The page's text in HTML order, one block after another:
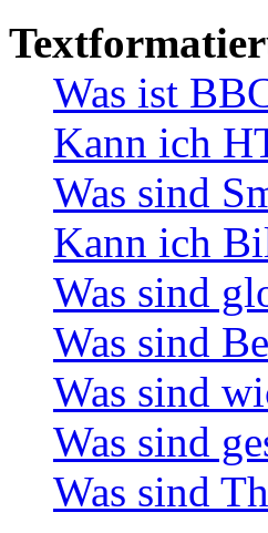
Was ist
Kann ich
Was sind
Kann ich
Was sind
Was sind
Was sind
Was sind
Was sind